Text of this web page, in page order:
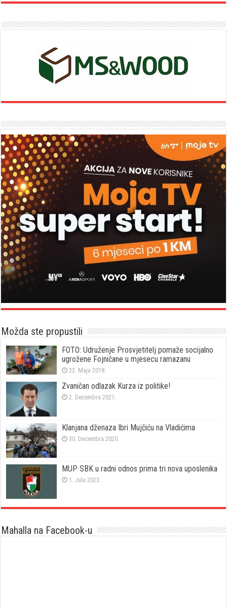
Možda ste propustili
FOTO: Udruženje Prosvjetitelj pomaže socijalno
ugrožene Fojničane u mjesecu ramazanu
22. Maja 2018.
Zvaničan odlazak Kurza iz politike!
2. Decembra 2021.
Klanjana dženaza Ibri Mujčiću na Vladićima
30. Decembra 2020.
MUP SBK u radni odnos prima tri nova uposlenika
1. Jula 2023.
Mahalla na Facebook-u